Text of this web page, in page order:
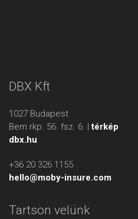
DBX Kft
1027 Budapest
Bem rkp. 56. fsz. 6. |térkép
dbx.hu
+36 20 326 1155
hello@moby-insure.com
Tartson velünk